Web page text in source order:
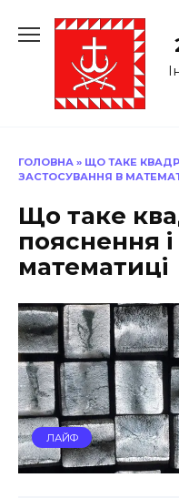
до
ГОЛОВНА » ЩО ТАКЕ
ЗАСТОСУВАННЯ В
Що таке
пояснення
математиці
ЛАЙФ